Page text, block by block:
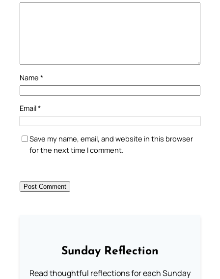
Name *
Email*
Save my name, email, and website in this browser
for the next time I comment.
Sunday Reflection
Read thoughtful reflections for each Sunday